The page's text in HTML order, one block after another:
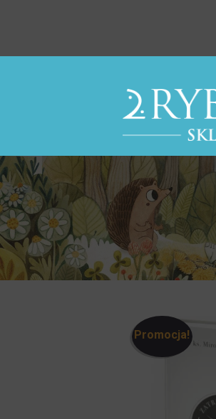
Promocja!